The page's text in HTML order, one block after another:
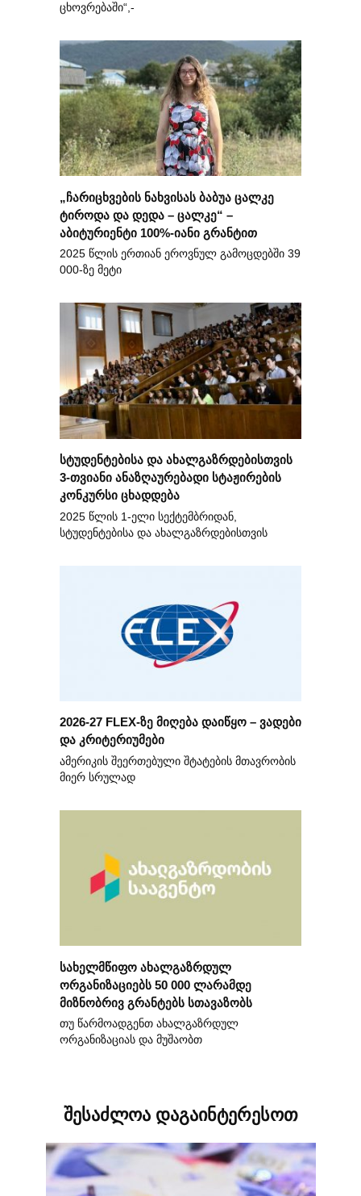
ცხოვრებაში“,-
„ჩარიცხვების ნახვისას ბაბუა ცალკე
ტიროდა და დედა – ცალკე“ –
აბიტურიენტი 100%-იანი გრანტით
2025 წლის ერთიან ეროვნულ გამოცდებში 39
000-ზე მეტი
სტუდენტებისა და ახალგაზრდებისთვის
3-თვიანი ანაზღაურებადი სტაჟირების
კონკურსი ცხადდება
2025 წლის 1-ელი სექტემბრიდან,
სტუდენტებისა და ახალგაზრდებისთვის
2026-27 FLEX-ზე მიღება დაიწყო – ვადები
და კრიტერიუმები
ამერიკის შეერთებული შტატების მთავრობის
მიერ სრულად
სახელმწიფო ახალგაზრდულ
ორგანიზაციებს 50 000 ლარამდე
მიზნობრივ გრანტებს სთავაზობს
თუ წარმოადგენთ ახალგაზრდულ
ორგანიზაციას და მუშაობთ
შესაძლოა დაგაინტერესოთ